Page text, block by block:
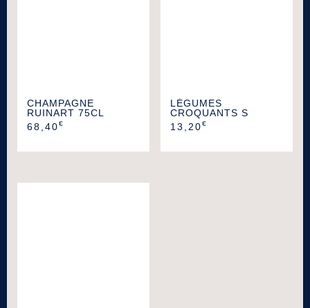
CHAMPAGNE
RUINART 75CL
68,40€
LÉGUMES
CROQUANTS S
13,20€